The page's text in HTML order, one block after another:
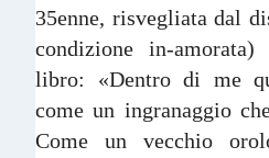
35enne, risvegliata dal
condizione in-
libro: «Dentro di me
come un ingranaggio
Come un vecchio